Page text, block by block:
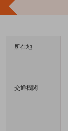
所在地
交通機関